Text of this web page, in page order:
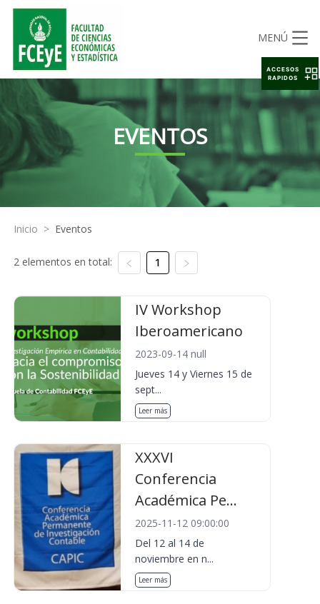
MENÚ
EVENTOS
Inicio > Eventos
2 elementos en total: 1
IV Workshop
Iberoamericano
2023-09-14 null
Jueves 14 y Viernes 15 de
sept...
Leer más
XXXVI
Conferencia
Académica Pe...
2025-11-12 09:00:00
Del 12 al 14 de
noviembre en n...
Leer más
ACCESOS
RAPIDOS